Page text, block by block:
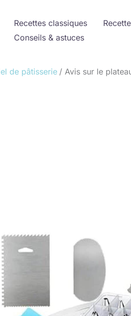
Recettes classiques
Conseils & astuces
de pâtisserie Avis sur le